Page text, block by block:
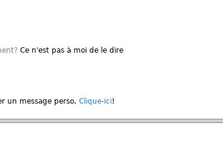
Ce n'est pas à moi de le dire
un message perso, Clique-ici!